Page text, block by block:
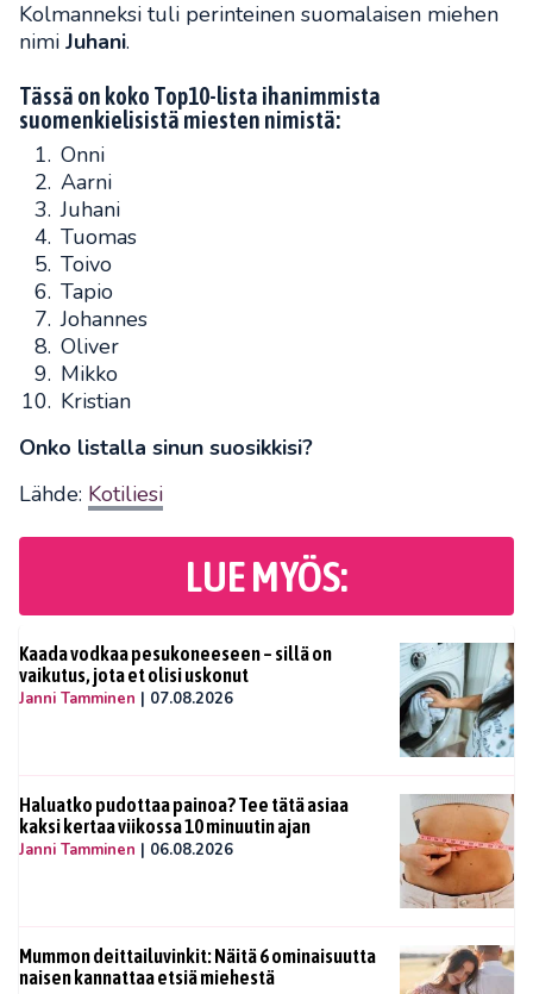
Kolmanneksi tuli perinteinen suomalaisen miehen
nimi Juhani.
Tässä on koko Top10-lista ihanimmista
suomenkielisistä miesten nimistä:
Onni
Aarni
Juhani
Tuomas
Toivo
Tapio
Johannes
Oliver
Mikko
Kristian
Onko listalla sinun suosikkisi?
Lähde: Kotiliesi
LUE MYÖS:
Kaada vodkaa pesukoneeseen – sillä on
vaikutus, jota et olisi uskonut
Janni Tamminen | 07.08.2026
Haluatko pudottaa painoa? Tee tätä asiaa
kaksi kertaa viikossa 10 minuutin ajan
Janni Tamminen | 06.08.2026
Mummon deittailuvinkit: Näitä 6 ominaisuutta
naisen kannattaa etsiä miehestä